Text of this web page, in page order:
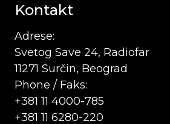
Kontakt
Adrese:
Svetog Save 24, Radiofar
11271 Surčin, Beograd
Phone / Faks:
+381 11 4000-785
+381 11 6280-220